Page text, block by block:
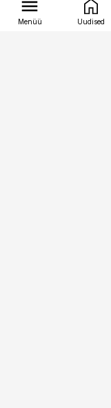
Menüü Uudised